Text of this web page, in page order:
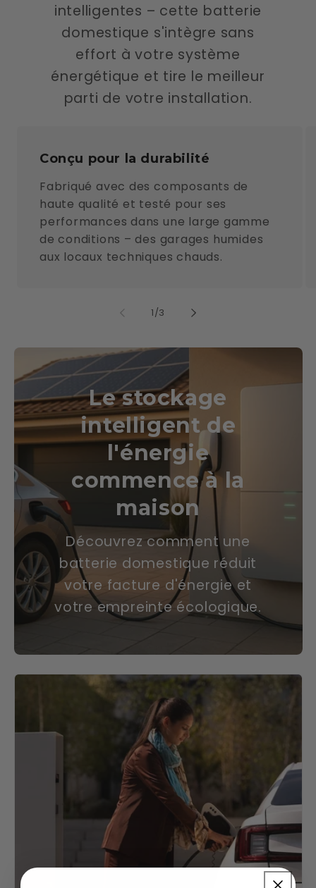
intelligentes – cette batterie
domestique s'intègre sans
effort à votre système
énergétique et tire le meilleur
parti de votre installation.
Conçu pour la durabilité
Fabriqué avec des composants de
haute qualité et testé pour ses
performances dans une large gamme
de conditions – des garages humides
aux locaux techniques chauds.
1/de
3
Le stockage
intelligent de
l'énergie
commence à la
maison
Découvrez comment une
batterie domestique réduit
votre facture d'énergie et
votre empreinte écologique.